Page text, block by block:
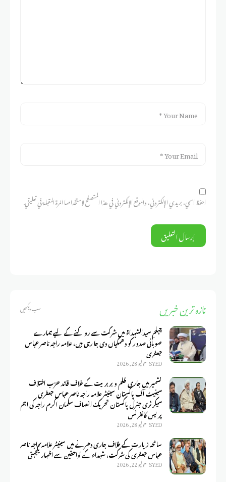
احفظ اسمي، بريدي الإلكتروني، والموقع الإلكتروني في هذا المتصفح لاستخدامها المرة المقبلة في تعليقي.
تازہ ترین خبریں سب دیکھیں
چہلمِ سیدالشہداءؑ میں شرکت سے روکنے کے لیے ہمارے
صوبائی صدور کو دھمکیاں دی جا رہی ہیں، علامہ راجہ ناصر عباس
جعفری
SYED يوليو 28, 2026
کشمیر میں جاری ظلم و بربریت کے خلاف قائد حزب اختلاف
سینیٹ آف پاکستان سینیٹر علامہ راجہ ناصر عباس جعفری
سیکرٹری جنرل پاکستان تحریک انصاف سلمان اکرم راجہ کی اہم
پریس کانفرنس
SYED يوليو 28, 2026
سانحہ زیارت کے خلاف جاری دھرنے میں سینیٹر علامہ راجہ ناصر
عباس جعفری کی شرکت، شہداء کے لواحقین سے اظہارِ یکجہتی
SYED يوليو 22, 2026